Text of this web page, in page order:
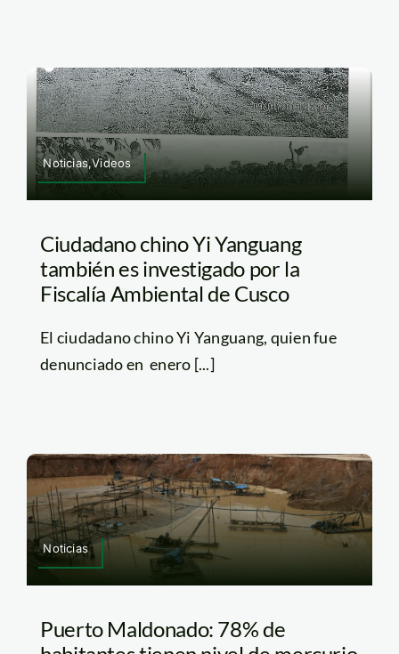
Noticias,Videos
Ciudadano chino Yi Yanguang
también es investigado por la
Fiscalía Ambiental de Cusco
El ciudadano chino Yi Yanguang, quien fue
denunciado en enero [...]
Noticias
Puerto Maldonado: 78% de